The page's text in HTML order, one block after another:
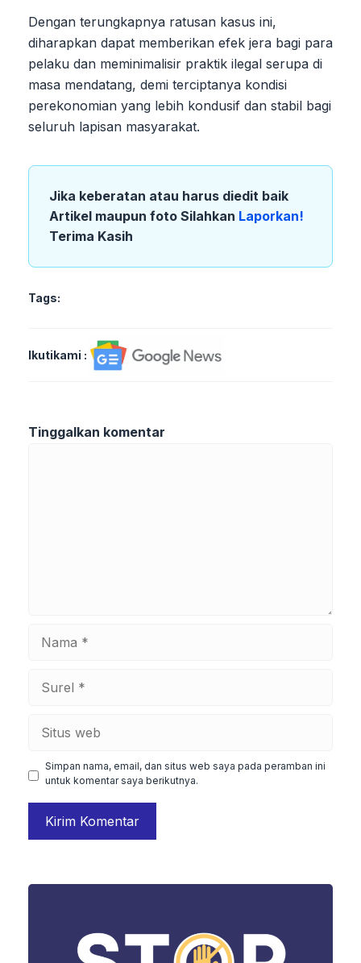
Dengan terungkapnya ratusan kasus ini,
diharapkan dapat memberikan efek jera bagi para
pelaku dan meminimalisir praktik ilegal serupa di
masa mendatang, demi terciptanya kondisi
perekonomian yang lebih kondusif dan stabil bagi
seluruh lapisan masyarakat.
Jika keberatan atau harus diedit baik
Artikel maupun foto Silahkan Laporkan!
Terima Kasih
Tags:
Ikutikami :
Tinggalkan komentar
Simpan nama, email, dan situs web saya pada peramban ini
untuk komentar saya berikutnya.